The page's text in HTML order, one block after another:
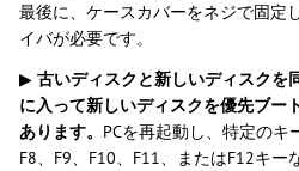
最後に、ケースカバーをネジで固定
イバが必要です。
▶ 古いディスクと新しいディスクを
に入って新しいディスクを優先ブー
あります。 PCを再起動し、特定のキ
F8、F9、F10、F11、またはF12キー